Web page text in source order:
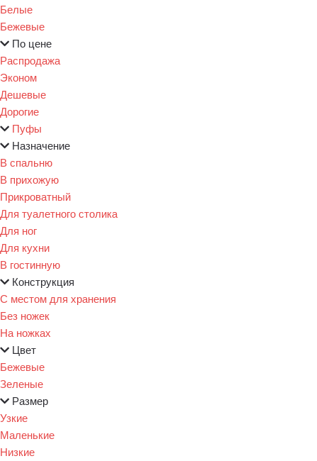
Белые
Бежевые
По цене
Распродажа
Эконом
Дешевые
Дорогие
Пуфы
Назначение
В спальню
В прихожую
Прикроватный
Для туалетного столика
Для ног
Для кухни
В гостинную
Конструкция
С местом для хранения
Без ножек
На ножках
Цвет
Бежевые
Зеленые
Размер
Узкие
Маленькие
Низкие